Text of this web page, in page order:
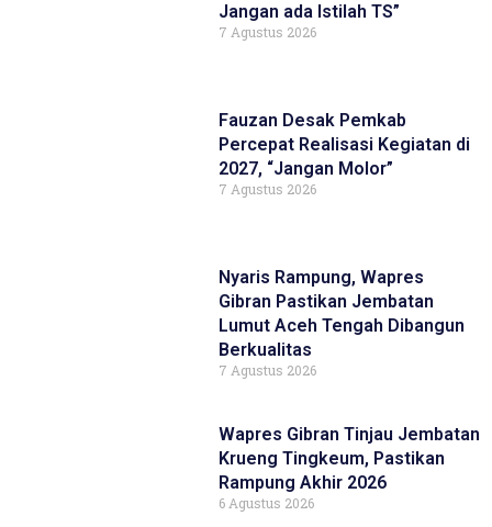
Jangan ada Istilah TS”
7 Agustus 2026
Fauzan Desak Pemkab
Percepat Realisasi Kegiatan di
2027, “Jangan Molor”
7 Agustus 2026
Nyaris Rampung, Wapres
Gibran Pastikan Jembatan
Lumut Aceh Tengah Dibangun
Berkualitas
7 Agustus 2026
Wapres Gibran Tinjau Jembatan
Krueng Tingkeum, Pastikan
Rampung Akhir 2026
6 Agustus 2026